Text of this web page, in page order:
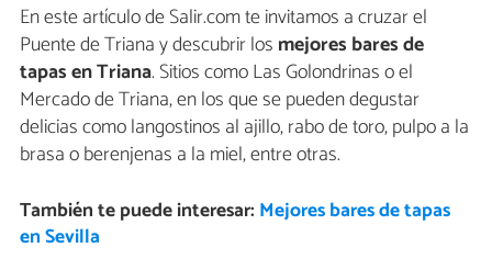
En este artículo de Salir.com te invitamos a cruzar el
Puente de Triana y descubrir los mejores bares de
tapas en Triana. Sitios como Las Golondrinas o el
Mercado de Triana, en los que se pueden degustar
delicias como langostinos al ajillo, rabo de toro, pulpo a la
brasa o berenjenas a la miel, entre otras.
También te puede interesar: Mejores bares de tapas
en Sevilla